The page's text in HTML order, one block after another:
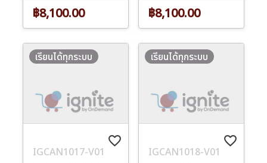
฿8,100.00 ฿8,100.00
favorite_border
IGCAN1017-V01
เรียนได้ทุกระบบ
favorite_border
IGCAN1018-V01
เรียนได้ทุกระบบ